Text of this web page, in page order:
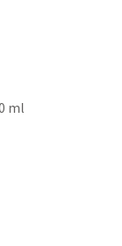
ml